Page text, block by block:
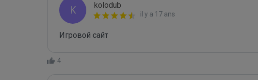
K kolodub
il y a 17 ans
Игровой сайт
4